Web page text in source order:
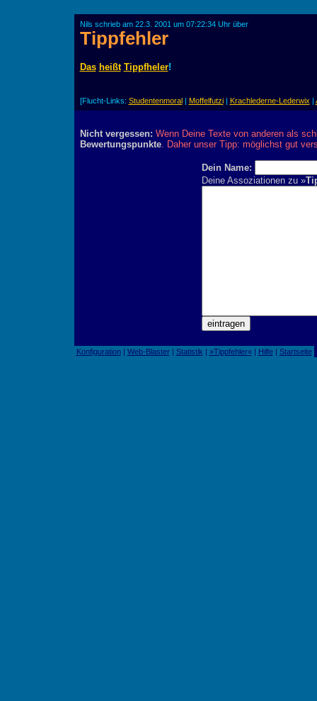
Nils schrieb am 22.3. 2001 um 07:22:34 Uhr über
Tippfehler
Das heißt Tippfheler!
[Flucht-Links: Studentenmoral| Moffelfutzi| Krachlederne-Lederwix |
Nicht vergessen: Wenn Deine Texte von anderen als
Bewertungspunkte. Daher unser Tipp: möglichst gut
Dein Name:
Deine Assoziationen zu »
Konfiguration| Web-Blaster| Statistik | »Tippfehler«| Hilfe| Startseite